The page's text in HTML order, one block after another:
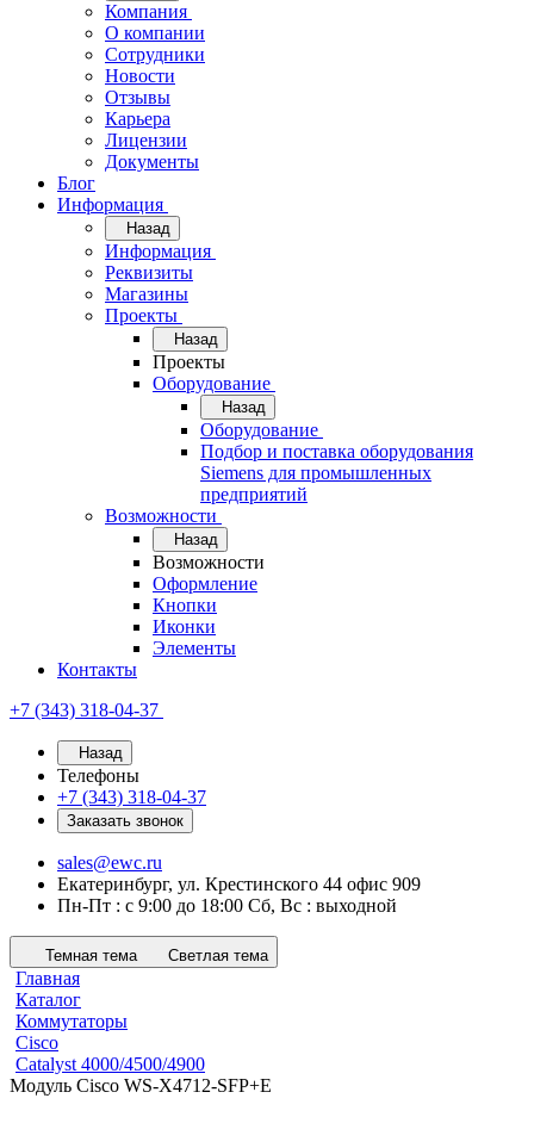
Компания
О компании
Сотрудники
Новости
Отзывы
Карьера
Лицензии
Документы
Блог
Информация
Назад
Информация
Реквизиты
Магазины
Проекты
Назад
Проекты
Оборудование
Назад
Оборудование
Подбор и поставка оборудования
Siemens для промышленных
предприятий
Возможности
Назад
Возможности
Оформление
Кнопки
Иконки
Элементы
Контакты
+7 (343) 318-04-37
Назад
Телефоны
+7 (343) 318-04-37
Заказать звонок
sales@ewc.ru
Екатеринбург, ул. Крестинского 44 офис 909
Пн-Пт : с 9:00 до 18:00 Сб, Вс : выходной
Темная тема Светлая тема
Главная
Каталог
Коммутаторы
Cisco
Catalyst 4000/4500/4900
Модуль Cisco WS-X4712-SFP+E